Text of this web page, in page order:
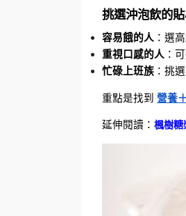
挑選沖泡飲的
容易餓的人 ：選
重視口感的人 ：
忙碌上班族 ：挑
重點是找到 營養
延伸閱讀： 楓樹糖